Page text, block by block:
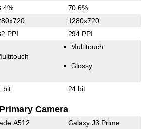
70.6%
1280x720
PPI 294 PPI
Multitouch
Glossy
bit 24 bit
Primary Camera
A512 Galaxy J3 Prime